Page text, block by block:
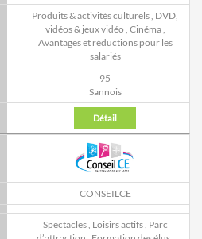
Produits & activités culturels DVD,
vidéos & jeux vidéo Cinéma,
Avantages et réductions pour les
salariés
95
Sannois
Détail
CONSEILCE
Spectacles, Loisirs actifs, Parc